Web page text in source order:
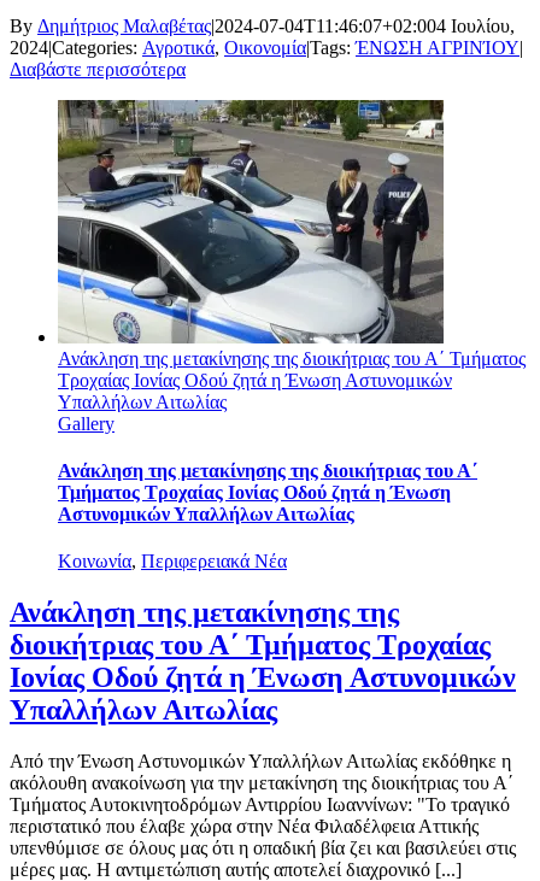
By Δημήτριος Μαλαβέτας|2024-07-04T11:46:07+02:004 Ιουλίου,
2024|Categories: Αγροτικά, Οικονομία|Tags:ΈΝΩΣΗ ΑΓΡΙΝΊΟΥ|
Διαβάστε περισσότερα
Ανάκληση της μετακίνησης της διοικήτριας του Α΄ Τμήματος
Τροχαίας Ιονίας Οδού ζητά η Ένωση Αστυνομικών
Υπαλλήλων Αιτωλίας
Gallery
Ανάκληση της μετακίνησης της διοικήτριας του Α΄
Τμήματος Τροχαίας Ιονίας Οδού ζητά η Ένωση
Αστυνομικών Υπαλλήλων Αιτωλίας
Κοινωνία, Περιφερειακά Νέα
Ανάκληση της μετακίνησης της
διοικήτριας του Α΄ Τμήματος Τροχαίας
Ιονίας Οδού ζητά η Ένωση Αστυνομικών
Υπαλλήλων Αιτωλίας
Από την Ένωση Αστυνομικών Υπαλλήλων Αιτωλίας εκδόθηκε η
ακόλουθη ανακοίνωση για την μετακίνηση της διοικήτριας του Α΄
Τμήματος Αυτοκινητοδρόμων Αντιρρίου Ιωαννίνων: "Το τραγικό
περιστατικό που έλαβε χώρα στην Νέα Φιλαδέλφεια Αττικής
υπενθύμισε σε όλους μας ότι η οπαδική βία ζει και βασιλεύει στις
μέρες μας. Η αντιμετώπιση αυτής αποτελεί διαχρονικό [...]